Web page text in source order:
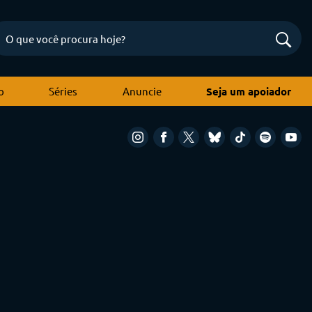
Séries Anuncie Seja um apoiador